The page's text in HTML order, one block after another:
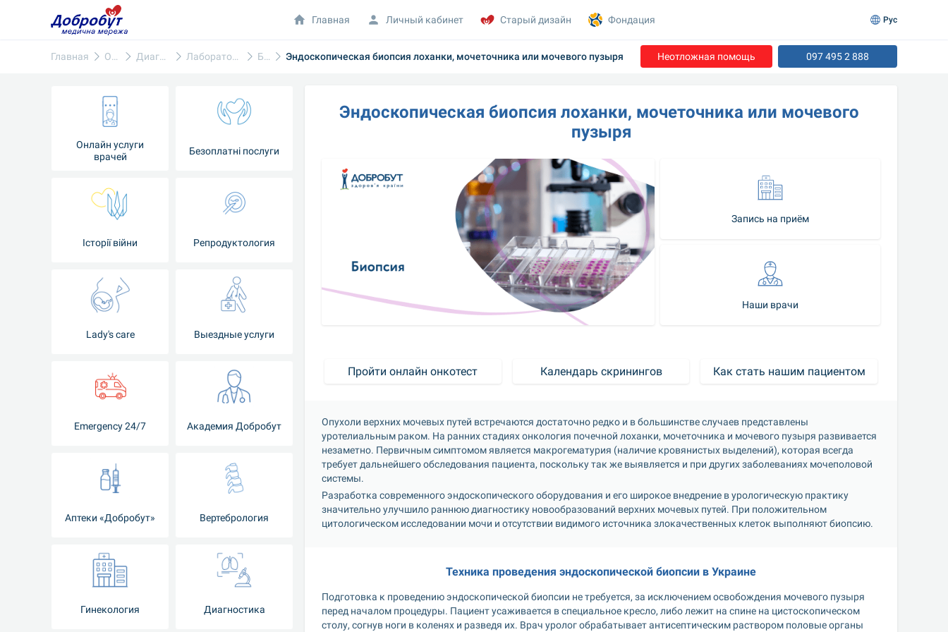
Главная Онкология Диагностика онкологии Лабораторная диагностика онкологии Биопсия Эндоскопическая биопсия лоханки, мочеточника или мочевого пузыря Неотложная помощь 097 495 2 888
Онлайн услуги
врачей
Безоплатні послуги
Iсторії війни Репродуктология
Lady's care Выездные услуги
Emergency 24/7 Академия Добробут
Аптеки «Добробут» Вертебрология
Гинекология Диагностика
Эндоскопическая биопсия лоханки, мочеточника или мочевого
пузыря
Запись на приём
Наши врачи
Пройти онлайн онкотест Календарь скринингов Как стать нашим пациентом
Опухоли верхних мочевых путей встречаются достаточно редко и в большинстве случаев представлены
уротелиальным раком. На ранних стадиях онкология почечной лоханки, мочеточника и мочевого пузыря развивается
незаметно. Первичным симптомом является макрогематурия (наличие кровянистых выделений), которая всегда
требует дальнейшего обследования пациента, поскольку так же выявляется и при других заболеваниях мочеполовой
системы.
Разработка современного эндоскопического оборудования и его широкое внедрение в урологическую практику
значительно улучшило раннюю диагностику новообразований верхних мочевых путей. При положительном
цитологическом исследовании мочи и отсутствии видимого источника злокачественных клеток выполняют биопсию.
Техника проведения эндоскопической биопсии в Украине
Подготовка к проведению эндоскопической биопсии не требуется, за исключением освобождения мочевого пузыря
перед началом процедуры. Пациент усаживается в специальное кресло, либо лежит на спине на цистоскопическом
столу, согнув ноги в коленях и разведя их. Врач уролог обрабатывает антисептическим раствором половые органы
Главная Личный кабинет Старый дизайн Фондация Рус